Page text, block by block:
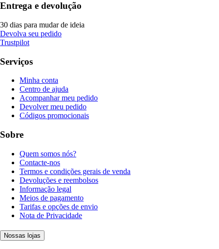
Entrega e devolução
30 dias para mudar de ideia
Devolva seu pedido
Trustpilot
Serviços
Minha conta
Centro de ajuda
Acompanhar meu pedido
Devolver meu pedido
Códigos promocionais
Sobre
Quem somos nós?
Contacte-nos
Termos e condições gerais de venda
Devoluções e reembolsos
Informação legal
Meios de pagamento
Tarifas e opções de envio
Nota de Privacidade
Nossas lojas